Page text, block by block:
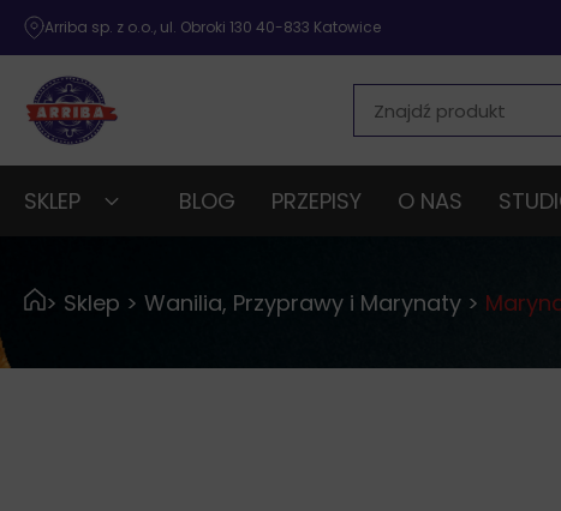
Arriba sp. z o.o., ul. Obroki 130 40-833 Katowice
SKLEP BLOG PRZEPISY O NAS
> Sklep > Wanilia, Przyprawy i Marynaty >